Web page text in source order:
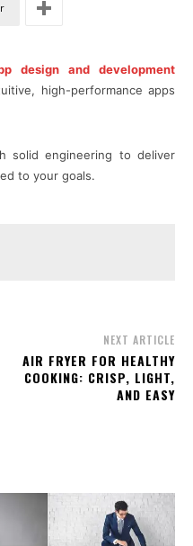
design and development
high-performance apps
solid engineering to deliver
to your goals.
NEXT ARTICLE
AIR FRYER FOR HEALTHY
COOKING: CRISP, LIGHT,
AND EASY